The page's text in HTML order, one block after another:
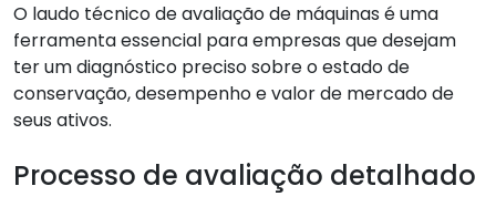
O laudo técnico de avaliação de máquinas é uma
ferramenta essencial para empresas que desejam
ter um diagnóstico preciso sobre o estado de
conservação, desempenho e valor de mercado de
seus ativos.
Processo de avaliação detalhado